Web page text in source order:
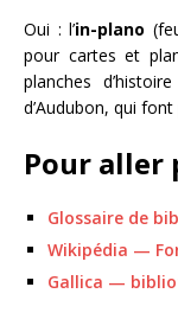
Oui : l’in-plano
pour cartes et
planches
d’Audubon, qui
Pour aller
Glossaire de
Wikipédia —
Gallica —